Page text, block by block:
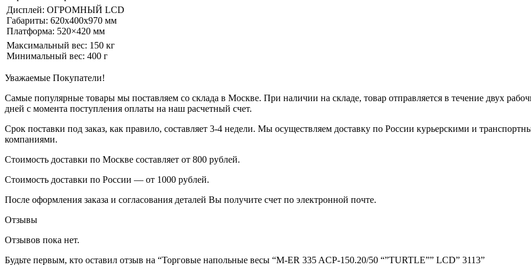
Дисплей: ОГРОМНЫЙ LCD
Габариты: 620x400x970 мм
Платформа: 520×420 мм
Максимальный вес: 150 кг
Минимальный вес: 400 г
Уважаемые Покупатели!
Самые популярные товары мы поставляем со склада в Москве. При наличии на складе, товар отправляется в течение двух
дней с момента поступления оплаты на наш расчетный счет.
Срок поставки под заказ, как правило, составляет 3-4 недели. Мы осуществляем доставку по России курьерскими и
компаниями.
Стоимость доставки по Москве составляет от 800 рублей.
Стоимость доставки по России — от 1000 рублей.
После оформления заказа и согласования деталей Вы получите счет по электронной почте.
Отзывы
Отзывов пока нет.
Будьте первым, кто оставил отзыв на “Торговые напольные весы “M-ER 335 ACP-150.20/50 “”TURTLE”” LCD” 3113”